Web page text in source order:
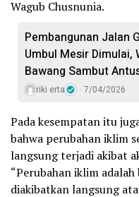
Wagub Chusnunia.
Pembangunan Jalan
Umbul Mesir Dimulai,
Bawang Sambut
riki erta 7/04/2026
Pada kesempatan itu
bahwa perubahan iklim
langsung terjadi akibat
“Perubahan iklim
diakibatkan langsung